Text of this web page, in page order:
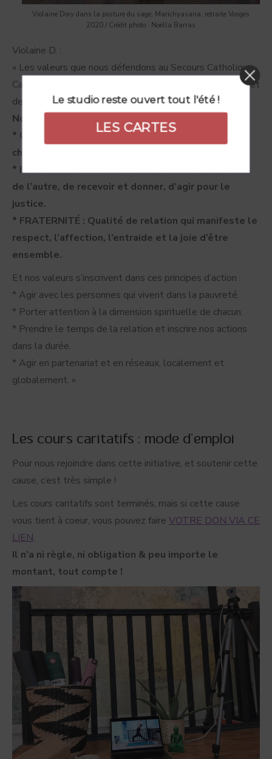
Violaine Dory dans la posture du sage, Marichyasana, retraite Vosges
2020 / Crédit photo : Noëlla Barras
Violaine D. :
« Les valeurs que nous défendons au Secours Catholique-
Caritas France rejoignent pleinement celles liées au projet
de CYP, et en sont un bel écho.
Nous cultivons :
* CONFIANCE : attitude qui croit et espère en
chaque personne et valorise ses capacités.
* ENGAGEMENT : Volonté de se mettre au service
de l’autre, de recevoir et donner, d’agir pour le
justice.
* FRATERNITÉ : Qualité de relation qui manifeste le
respect, l’affection, l’entraide et la joie d’être
ensemble.
Et nos valeurs s’inscrivent dans ces principes d’action :
* Agir avec les personnes qui vivent dans la pauvreté.
* Porter attention à la dimension spirituelle de chacun.
* Prendre le temps de la relation et inscrire nos actions
dans la durée.
* Agir en partenariat et en réseaux, localement et
globalement. »
Les cours caritatifs : mode d’emploi
Pour nous rejoindre dans cette initiative, et soutenir cette
cause, c’est très simple !
Les cours caritatifs sont terminés, mais si cette cause
vous tient à coeur, vous pouvez faire VOTRE DON VIA CE
LIEN.
Il n’a ni règle, ni obligation & peu importe le
montant, tout compte !
Le studio reste ouvert tout l'été !
LES CARTES